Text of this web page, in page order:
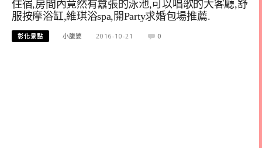
住宿,房間內竟然有囂張的泳池,可以唱歌的大客廳,舒
服按摩浴缸,維琪浴spa,開Party求婚包場推薦.
彰化景點 小腹婆 2016-10-21 0